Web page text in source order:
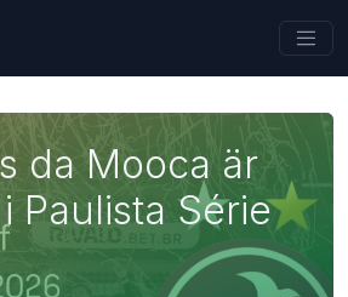
da Mooca är
Paulista Série